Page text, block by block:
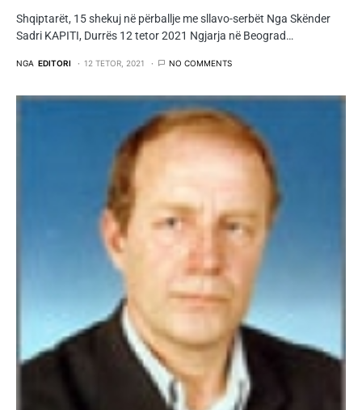
Shqiptarët, 15 shekuj në përballje me sllavo-serbët Nga Skënder
Sadri KAPITI, Durrës 12 tetor 2021 Ngjarja në Beograd…
NGA EDITORI 12 TETOR, 2021 NO COMMENTS